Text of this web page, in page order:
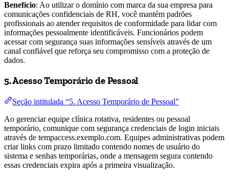
Benefício: Ao utilizar o domínio com marca da sua empresa para
comunicações confidenciais de RH, você mantém padrões
profissionais ao atender requisitos de conformidade para lidar com
informações pessoalmente identificáveis. Funcionários podem
acessar com segurança suas informações sensíveis através de um
canal confiável que reforça seu compromisso com a proteção de
dados.
5. Acesso Temporário de Pessoal
Seção intitulada “5. Acesso Temporário de Pessoal”
Ao gerenciar equipe clínica rotativa, residentes ou pessoal
temporário, comunique com segurança credenciais de login iniciais
através de tempaccess.exemplo.com. Equipes administrativas podem
criar links com prazo limitado contendo nomes de usuário do
sistema e senhas temporárias, onde a mensagem segura contendo
essas credenciais expira após a primeira visualização.